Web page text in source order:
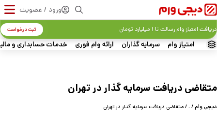
ورود / عضویت
امتیاز وام سرمایه گذاران ارائه وام فوری خدمات حسابداری و
دریافت امتیاز وام رسالت تا ۱ میلیارد تومان ثبت درخواست
متقاضی دریافت سرمایه گذار در تهران
دیجی وام/
. / متقاضی دریافت سرمایه گذار در تهران